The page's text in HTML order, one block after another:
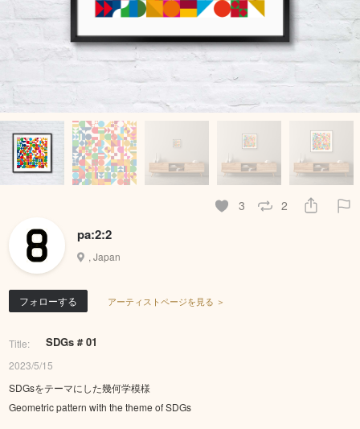
3 2
pa:2:2
, Japan
フォローする アーティストページを見る ＞
Title: SDGs # 01
2023/5/15
SDGsをテーマにした幾何学模様
Geometric pattern with the theme of SDGs